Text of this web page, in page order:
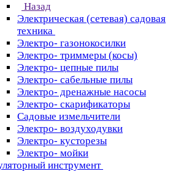
Назад
Электрическая (сетевая) садовая
техника
Электро- газонокосилки
Электро- триммеры (косы)
Электро- цепные пилы
Электро- сабельные пилы
Электро- дренажные насосы
Электро- скарификаторы
Садовые измельчители
Электро- воздуходувки
Электро- кусторезы
Электро- мойки
инструмент